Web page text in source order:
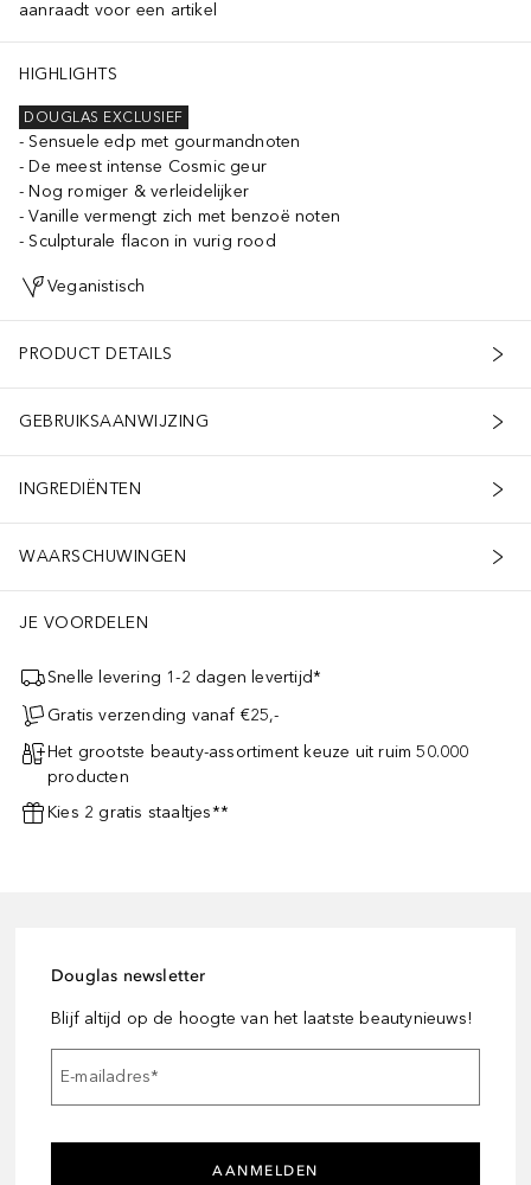
aanraadt voor een artikel
HIGHLIGHTS
DOUGLAS EXCLUSIEF
Sensuele edp met gourmandnoten
De meest intense Cosmic geur
Nog romiger & verleidelijker
Vanille vermengt zich met benzoë noten
Sculpturale flacon in vurig rood
Veganistisch
PRODUCT DETAILS
GEBRUIKSAANWIJZING
INGREDIËNTEN
WAARSCHUWINGEN
JE VOORDELEN
Snelle levering 1-2 dagen levertijd*
Gratis verzending vanaf €25,-
Het grootste beauty-assortiment keuze uit ruim 50.000
producten
Kies 2 gratis staaltjes**
Douglas newsletter
Blijf altijd op de hoogte van het laatste beautynieuws!
E-mailadres*
AANMELDEN